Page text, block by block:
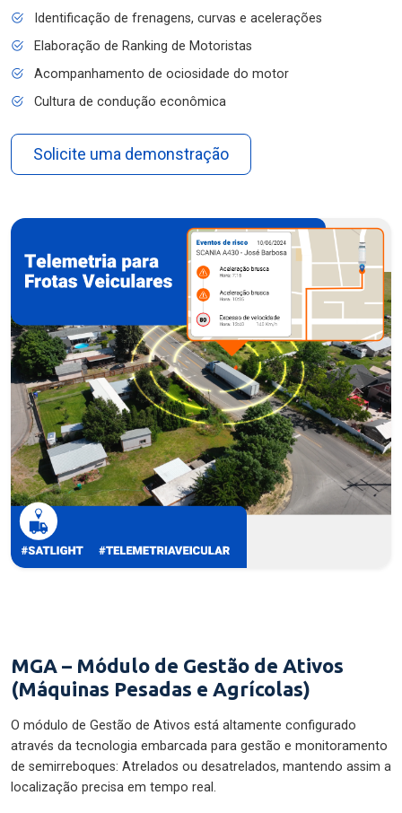
Identificação de frenagens, curvas e acelerações
Elaboração de Ranking de Motoristas
Acompanhamento de ociosidade do motor
Cultura de condução econômica
Solicite uma demonstração
MGA – Módulo de Gestão de Ativos
(Máquinas Pesadas e Agrícolas)
O módulo de Gestão de Ativos está altamente configurado
através da tecnologia embarcada para gestão e monitoramento
de semirreboques: Atrelados ou desatrelados, mantendo assim a
localização precisa em tempo real.